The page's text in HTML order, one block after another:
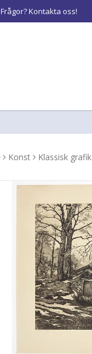
Frågor? Kontakta oss!
Konst Klassisk grafik